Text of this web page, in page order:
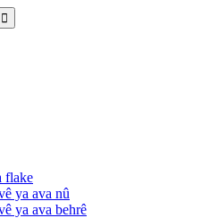
flake
ya ava nû
ya ava behrê